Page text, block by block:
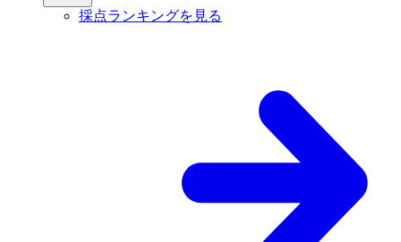
採点ランキングを見る